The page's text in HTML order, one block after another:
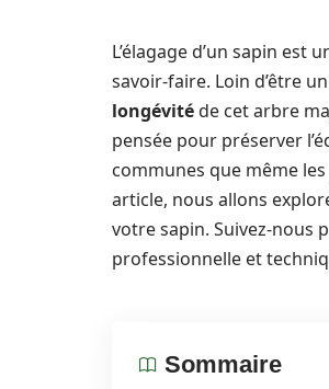
L’élagage d’un sapin
savoir-faire. Loin d’être
longévitéde cet arbre
pensée pour préserver
communes que même
article, nous allons
votre sapin. Suivez-nous
professionnelle et
Sommaire